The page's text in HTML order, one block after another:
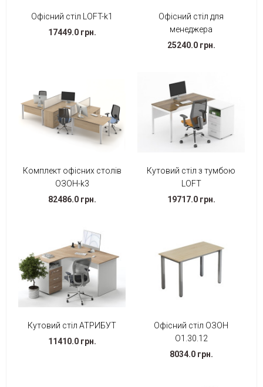
Офісний стіл LOFT-k1
17449.0 грн.
Офісний стіл для
менеджера
25240.0 грн.
Комплект офісних столів
ОЗОН-k3
82486.0 грн.
Кутовий стіл з тумбою
LOFT
19717.0 грн.
Кутовий стіл АТРИБУТ
11410.0 грн.
Офісний стіл ОЗОН
О1.30.12
8034.0 грн.